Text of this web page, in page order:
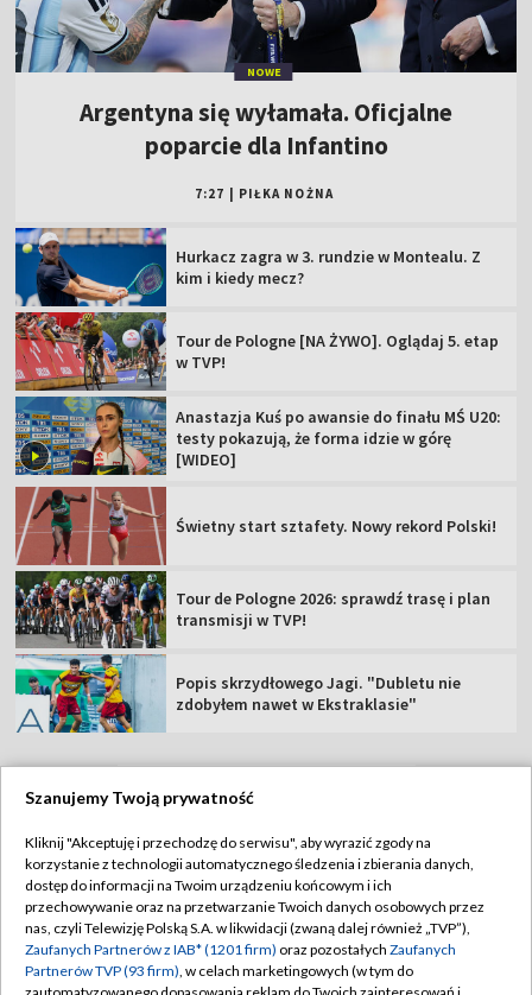
NOWE
Argentyna się wyłamała. Oficjalne
poparcie dla Infantino
7:27 PIŁKA NOŻNA
Hurkacz zagra w 3. rundzie w Montealu. Z
kim i kiedy mecz?
Tour de Pologne [NA ŻYWO]. Oglądaj 5. etap
w TVP!
Anastazja Kuś po awansie do finału MŚ U20:
testy pokazują, że forma idzie w górę
[WIDEO]
Świetny start sztafety. Nowy rekord Polski!
Tour de Pologne 2026: sprawdź trasę i plan
transmisji w TVP!
Popis skrzydłowego Jagi. "Dubletu nie
zdobyłem nawet w Ekstraklasie"
TVP
Abonament TVP
Sklep TVP
Biuro Reklamy
Oferta Handlowa
Regulamin TVP
Polityka prywatności
Moje zgody
Biuro reklamy
Szanujemy Twoją prywatność
Kliknij "Akceptuję i przechodzę do serwisu", aby wyrazić zgody na
korzystanie z technologii automatycznego śledzenia i zbierania danych,
dostęp do informacji na Twoim urządzeniu końcowym i ich
przechowywanie oraz na przetwarzanie Twoich danych osobowych przez
nas, czyli Telewizję Polską S.A. w likwidacji (zwaną dalej również „TVP”),
Zaufanych Partnerów z IAB* (1201 firm) oraz pozostałych Zaufanych
Partnerów TVP (93 firm), w celach marketingowych (w tym do